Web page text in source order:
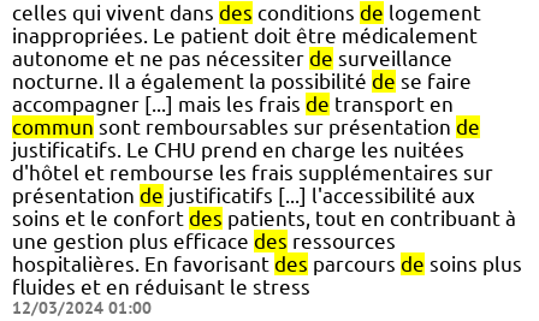
celles qui vivent dans des conditions de logement
inappropriées. Le patient doit être médicalement
autonome et ne pas nécessiter de surveillance
nocturne. Il a également la possibilité de se faire
accompagner [...] mais les frais de transport en
commun sont remboursables sur présentation de
justificatifs. Le CHU prend en charge les nuitées
d'hôtel et rembourse les frais supplémentaires sur
présentation de justificatifs [...] l'accessibilité aux
soins et le confort des patients, tout en contribuant à
une gestion plus efficace des ressources
hospitalières. En favorisant des parcours de soins plus
fluides et en réduisant le stress
12/03/2024 01:00